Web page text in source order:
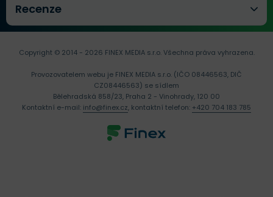
Recenze
Copyright © 2014 - 2026 FINEX MEDIA s.r.o.Všechna práva vyhrazena.
Provozovatelem webu je FINEX MEDIA s.r.o. (IČO 08446563, DIČ
CZ08446563) se sídlem
Bělehradská 858/23, Praha 2 - Vinohrady, 120 00
Kontaktní e-mail: info@finex.cz, kontaktní telefon: +420 704 183 785